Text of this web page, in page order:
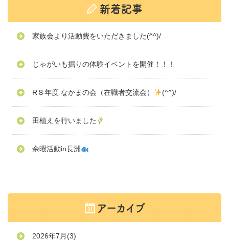
家族会より活動費をいただきました(^^)/
じゃがいも掘りの体験イベントを開催！！！
R８年度 なかまの会（在職者交流会） (^^)/
田植えを行いました
余暇活動in長洲
2026年7月 (3)